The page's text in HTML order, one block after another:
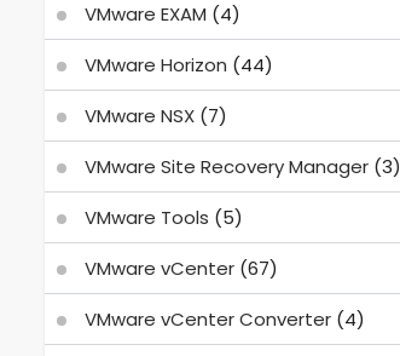
VMware EXAM (4)
VMware Horizon (44)
VMware NSX(7)
VMware Site Recovery Manager(3)
VMware Tools (5)
VMware vCenter(67)
VMware vCenter Converter(4)